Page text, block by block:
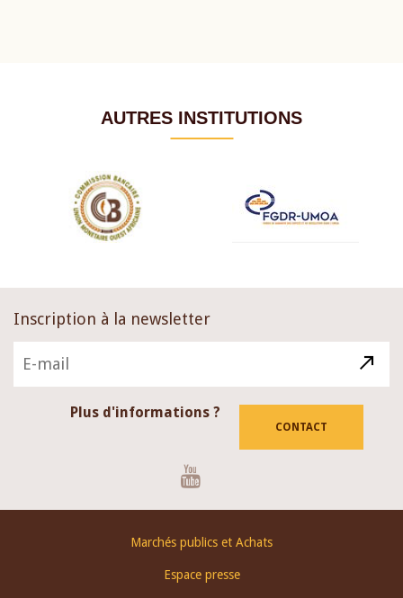
AUTRES INSTITUTIONS
Inscription à la newsletter
Plus d'informations ?
CONTACT
Marchés publics et Achats
Espace presse